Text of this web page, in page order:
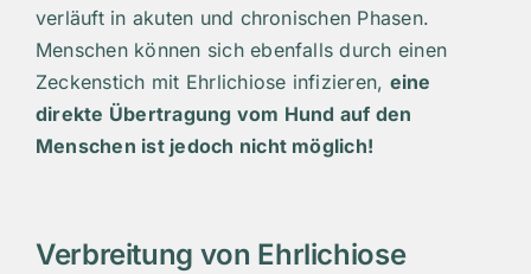
verläuft in akuten und chronischen Phasen.
Menschen können sich ebenfalls durch einen
Zeckenstich mit Ehrlichiose infizieren, eine
direkte Übertragung vom Hund auf den
Menschen ist jedoch nicht möglich!
Verbreitung von Ehrlichiose